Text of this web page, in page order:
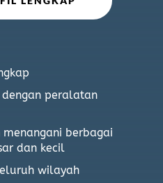
peralatan
berbagai
dan kecil
wilayah